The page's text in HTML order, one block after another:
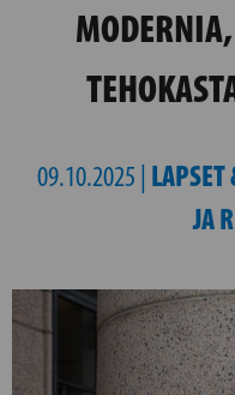
09.10.2025 | LAPSET
JA